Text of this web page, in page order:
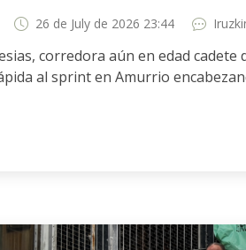
26 de July de 2026 23:44
corredora aún en edad
al sprint en Amurrio